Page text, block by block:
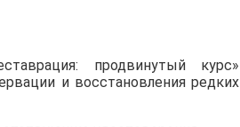
продвинутый курс»
и восстановления редких